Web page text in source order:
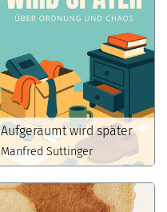
Aufgeräumt wird später
Manfred Suttinger